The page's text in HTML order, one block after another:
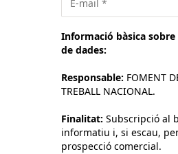
Informació bàsica
de dades:
Responsable: FOMENT
TREBALL NACIONAL.
Finalitat: Subscripció al
informatiu i, si escau,
prospecció comercial.